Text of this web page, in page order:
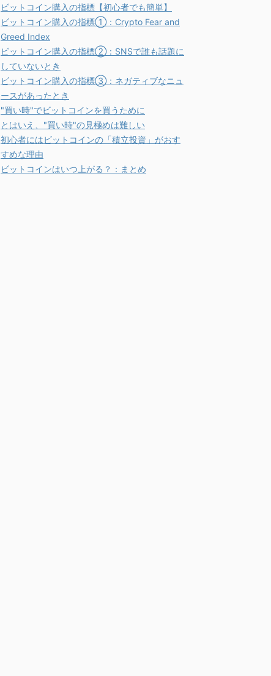
ビットコイン購入の指標【初心者でも簡単】
ビットコイン購入の指標①：Crypto Fear and
Greed Index
ビットコイン購入の指標②：SNSで誰も話題に
していないとき
ビットコイン購入の指標③：ネガティブなニュ
ースがあったとき
"買い時"でビットコインを買うために
とはいえ、"買い時"の見極めは難しい
初心者にはビットコインの「積立投資」がおす
すめな理由
ビットコインはいつ上がる？：まとめ